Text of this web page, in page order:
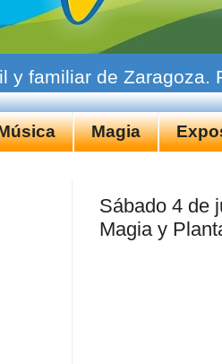
y familiar de Zaragoza.
Magia
Sábado 4 de
Magia y